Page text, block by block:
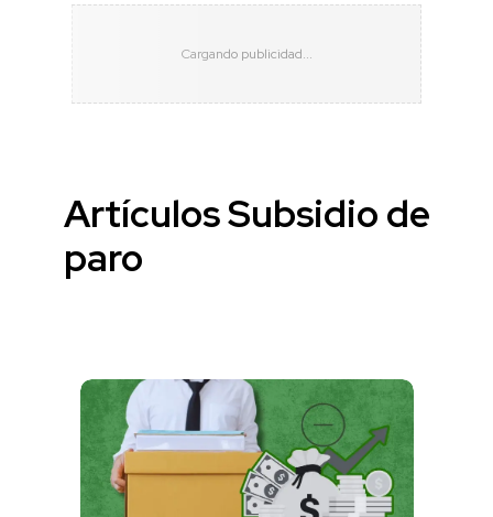
Artículos Subsidio de
paro